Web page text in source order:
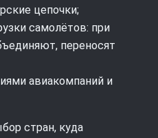
цепочки;
самолётов: при
переносят
авиакомпаний и
стран, куда